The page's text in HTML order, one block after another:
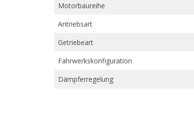
Motorbaureihe
Antriebsart
Getriebeart
Fahrwerkskonfiguration
Dämpferregelung